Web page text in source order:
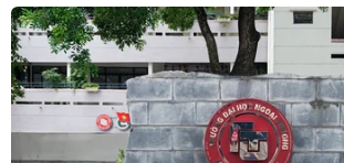
độ
08/08/2026 05:39
Đà Nẵng tìm "lời giải bài toán" an
ninh nguồn nước